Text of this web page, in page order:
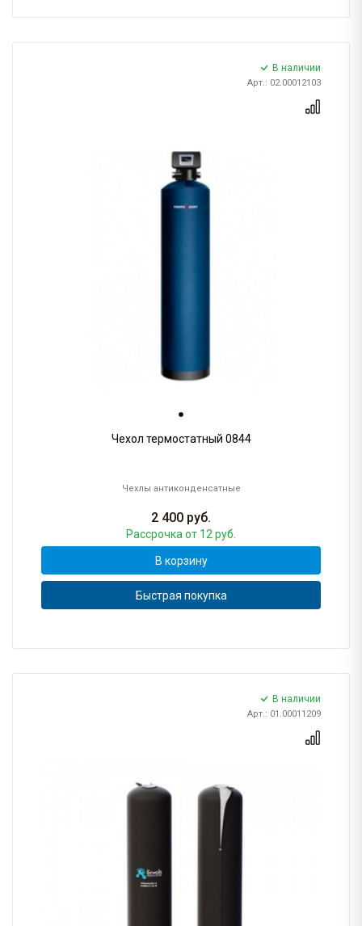
В наличии
Арт.: 02.00012103
Чехол термостатный 0844
Чехлы антиконденсатные
2 400 руб.
Рассрочка от 12 руб.
В корзину
Быстрая покупка
В наличии
Арт.: 01.00011209